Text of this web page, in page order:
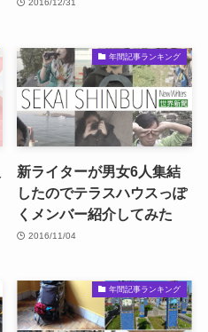
2016/12/31
年間記事ランキング
新ライターが男女6人集結
したのでテラスハウスっぽ
くメンバー紹介してみた
2016/11/04
年間記事ランキング